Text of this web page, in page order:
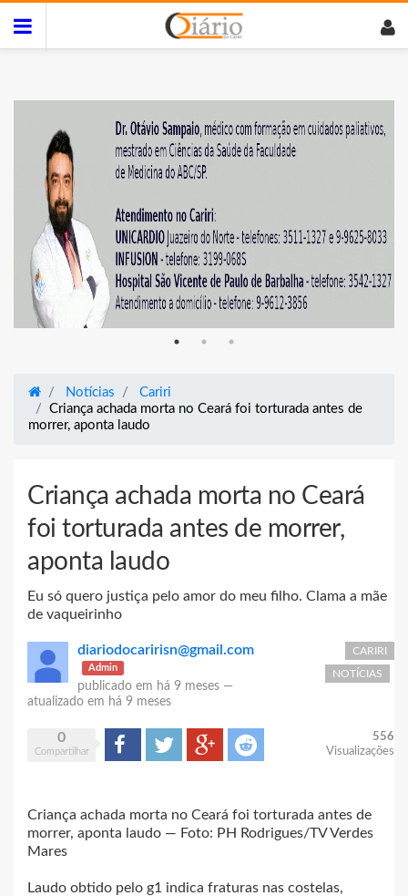
Notícias
Cariri
Criança achada morta no Ceará foi torturada antes de
morrer, aponta laudo
Criança achada morta no Ceará
foi torturada antes de morrer,
aponta laudo
Eu só quero justiça pelo amor do meu filho. Clama a mãe
de vaqueirinho
diariodocaririsn@gmail.com
Admin
publicado em há 9 meses —
atualizado em há 9 meses
CARIRI
NOTÍCIAS
0
Compartilhar
Compartilhar
Tweet Google+ Reddit
556
Visualizações
Criança achada morta no Ceará foi torturada antes de
morrer, aponta laudo — Foto: PH Rodrigues/TV Verdes
Mares
Laudo obtido pelo g1 indica fraturas nas costelas,